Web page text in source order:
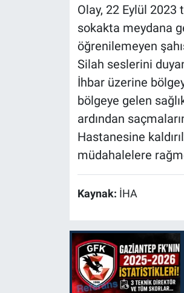
Olay, 22 Eylül
sokakta meydana
öğrenilemeyen
Silah seslerini
İhbar üzerine
bölgeye gelen
ardından
Hastanesine
müdahalelere
Kaynak: İHA